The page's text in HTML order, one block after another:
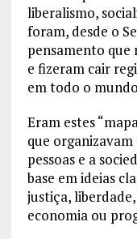
liberalismo,
foram, desde o
pensamento
e fizeram cair
em todo o
Eram estes
que organizavam
pessoas e a
base em ideias
justiça,
economia ou